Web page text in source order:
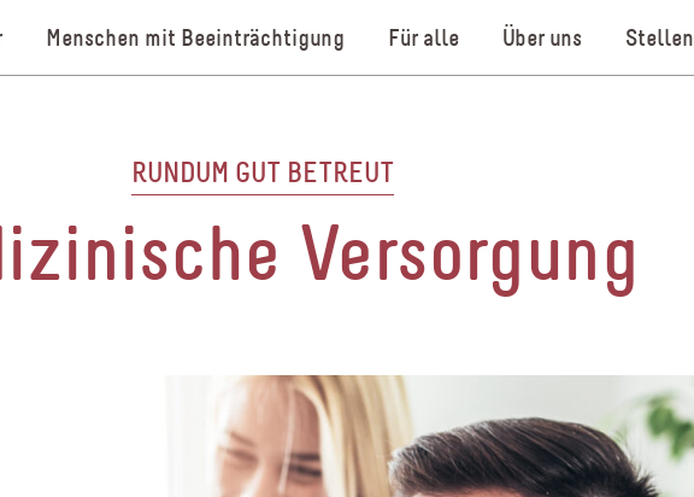
Menschen mit Beeinträchtigung Für alle Über uns Stellen
RUNDUM GUT BETREUT
Versorgung